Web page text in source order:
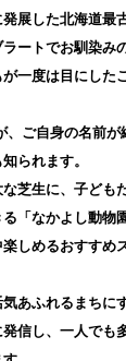
展した北海道最
ートでお馴染み
一度は目にした
、ご自身の名前
られます。
芝生に、子ども
「なかよし動物
しめるおすすめ
あふれるまちに
信し、一人でも